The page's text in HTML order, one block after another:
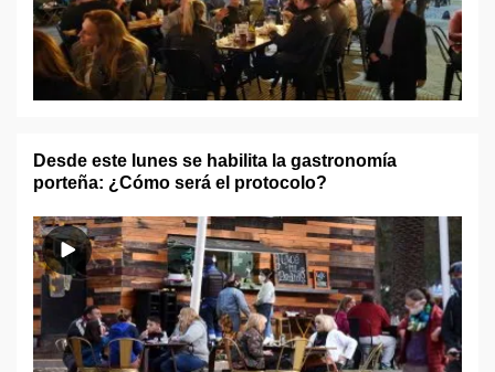
Desde este lunes se habilita la gastronomía
porteña: ¿Cómo será el protocolo?